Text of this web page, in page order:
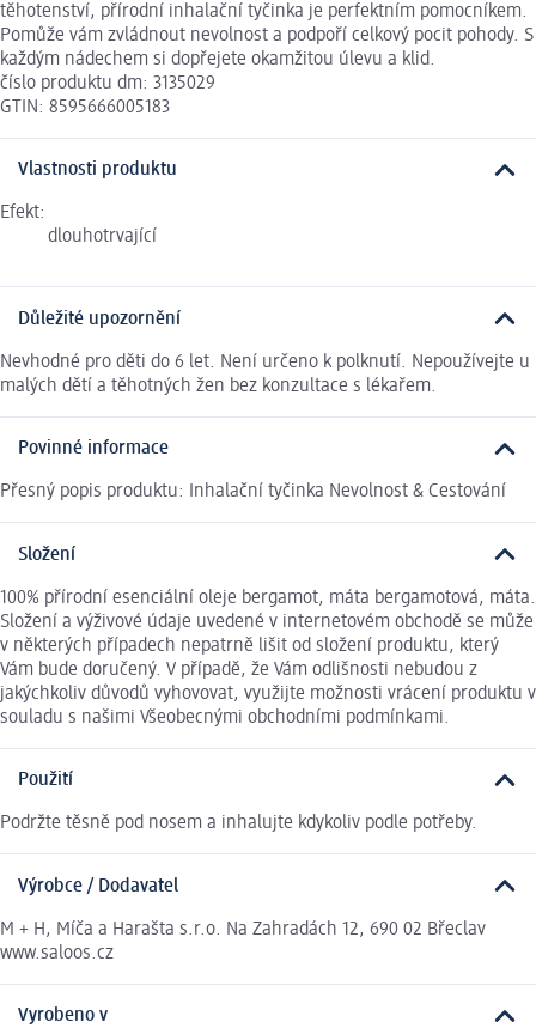
těhotenství, přírodní inhalační tyčinka je perfektním pomocníkem.
Pomůže vám zvládnout nevolnost a podpoří celkový pocit pohody. S
každým nádechem si dopřejete okamžitou úlevu a klid.
číslo produktu dm: 3135029
GTIN: 8595666005183
Vlastnosti produktu
Efekt:
dlouhotrvající
Důležité upozornění
Nevhodné pro děti do 6 let. Není určeno k polknutí. Nepoužívejte u
malých dětí a těhotných žen bez konzultace s lékařem.
Povinné informace
Přesný popis produktu: Inhalační tyčinka Nevolnost & Cestování
Složení
100% přírodní esenciální oleje bergamot, máta bergamotová, máta.
Složení a výživové údaje uvedené v internetovém obchodě se může
v některých případech nepatrně lišit od složení produktu, který
Vám bude doručený. V případě, že Vám odlišnosti nebudou z
jakýchkoliv důvodů vyhovovat, využijte možnosti vrácení produktu v
souladu s našimi Všeobecnými obchodními podmínkami.
Použití
Podržte těsně pod nosem a inhalujte kdykoliv podle potřeby.
Výrobce / Dodavatel
M + H, Míča a Harašta s.r.o. Na Zahradách 12, 690 02 Břeclav
www.saloos.cz
Vyrobeno v